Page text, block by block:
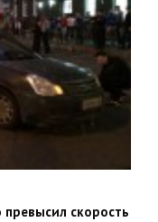
скорость